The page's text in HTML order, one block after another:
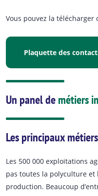
Vous pouvez la télécharger
Plaquette des
Un panel demétiers
Les principaux
Les 500 000 exploitations
pas toutes la polyculture et
production. Beaucoup